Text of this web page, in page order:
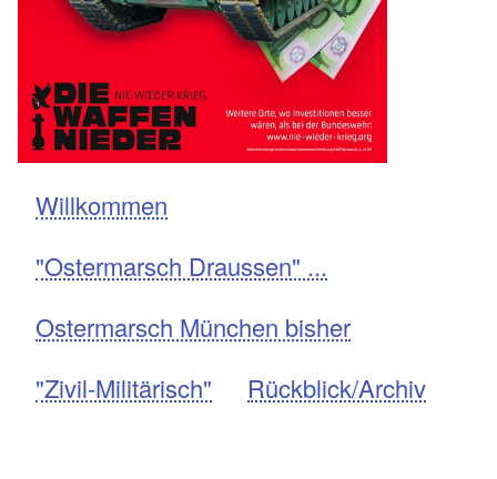
Navigation
Willkommen
"Ostermarsch Draussen" ...
Ostermarsch München bisher
"Zivil-Militärisch"
Rückblick/Archiv